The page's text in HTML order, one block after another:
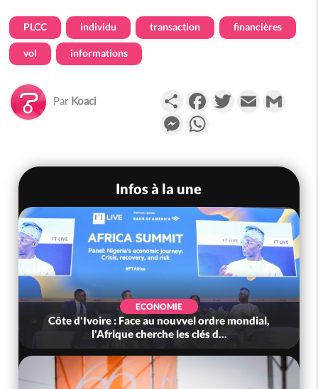
PLCC individu transaction financières
vol informations
Par Koaci PartagerFacebookTwitterEmail
Messenger
Infos à la une
SOCIÉTÉ
Côte d'Ivoire : Méagui célèbre les 66 ans de
l'indépendance dans l'unité, l...